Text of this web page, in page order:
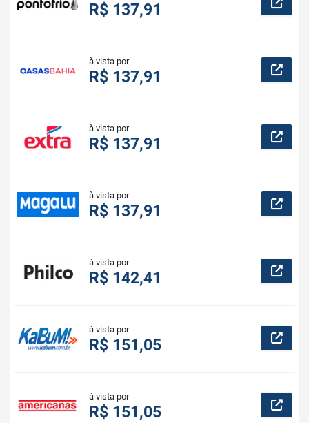
R$ 137,91
à vista por
R$ 137,91
à vista por
R$ 137,91
à vista por
R$ 137,91
à vista por
R$ 142,41
à vista por
R$ 151,05
à vista por
R$ 151,05